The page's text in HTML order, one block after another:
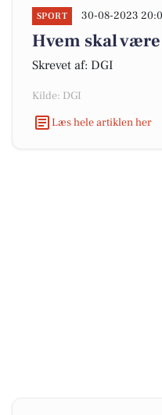
SPORT 30-08-2023
Hvem skal
Skrevet af: DGI
Kilde: DGI
Læs hele artiklen her